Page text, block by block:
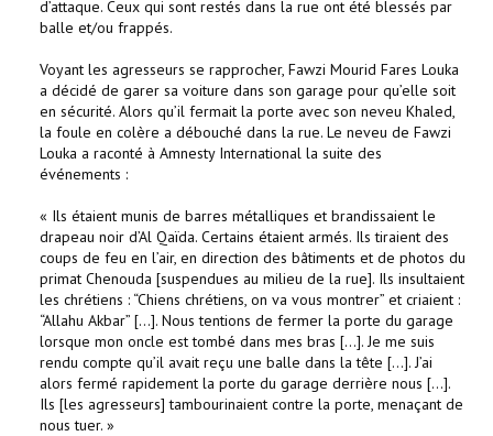
d’attaque. Ceux qui sont restés dans la rue ont été blessés par
balle et/ou frappés.
Voyant les agresseurs se rapprocher, Fawzi Mourid Fares Louka
a décidé de garer sa voiture dans son garage pour qu’elle soit
en sécurité. Alors qu’il fermait la porte avec son neveu Khaled,
la foule en colère a débouché dans la rue. Le neveu de Fawzi
Louka a raconté à Amnesty International la suite des
événements :
« Ils étaient munis de barres métalliques et brandissaient le
drapeau noir d’Al Qaïda. Certains étaient armés. Ils tiraient des
coups de feu en l’air, en direction des bâtiments et de photos du
primat Chenouda [suspendues au milieu de la rue]. Ils insultaient
les chrétiens : “Chiens chrétiens, on va vous montrer” et criaient :
“Allahu Akbar” […]. Nous tentions de fermer la porte du garage
lorsque mon oncle est tombé dans mes bras […]. Je me suis
rendu compte qu’il avait reçu une balle dans la tête […]. J’ai
alors fermé rapidement la porte du garage derrière nous […].
Ils [les agresseurs] tambourinaient contre la porte, menaçant de
nous tuer. »